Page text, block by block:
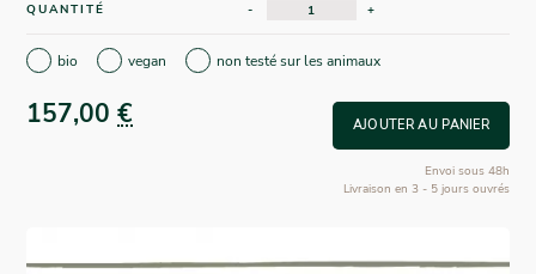
QUANTITÉ - +
bio vegan non testé sur les animaux
157,00€ AJOUTER AU PANIER
Envoi sous 48h
Livraison en 3 - 5 jours ouvrés